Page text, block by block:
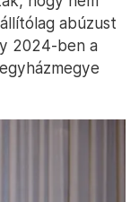
abúzust
2024-ben a